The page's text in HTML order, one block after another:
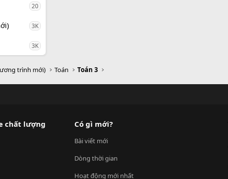
20
3K
3K
trình mới) Toán Toán 3
chất lượng
Có gì mới?
Bài viết mới
Dòng thời gian
Hoạt động mới nhất